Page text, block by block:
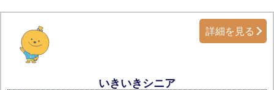
いきいきシニア
詳細を見る